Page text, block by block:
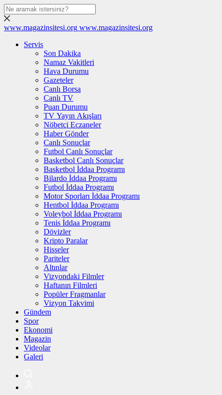
www.magazinsitesi.org www.magazinsitesi.org
Servis
Son Dakika
Namaz Vakitleri
Hava Durumu
Gazeteler
Canlı Borsa
Canlı TV
Puan Durumu
TV Yayın Akışları
Nöbetçi Eczaneler
Haber Gönder
Canlı Sonuçlar
Futbol Canlı Sonuçlar
Basketbol Canlı Sonuçlar
Basketbol İddaa Programı
Bilardo İddaa Programı
Futbol İddaa Programı
Motor Sporları İddaa Programı
Hentbol İddaa Programı
Voleybol İddaa Programı
Tenis İddaa Programı
Dövizler
Kripto Paralar
Hisseler
Pariteler
Altınlar
Vizyondaki Filmler
Haftanın Filmleri
Popüler Fragmanlar
Vizyon Takvimi
Gündem
Spor
Ekonomi
Magazin
Videolar
Galeri